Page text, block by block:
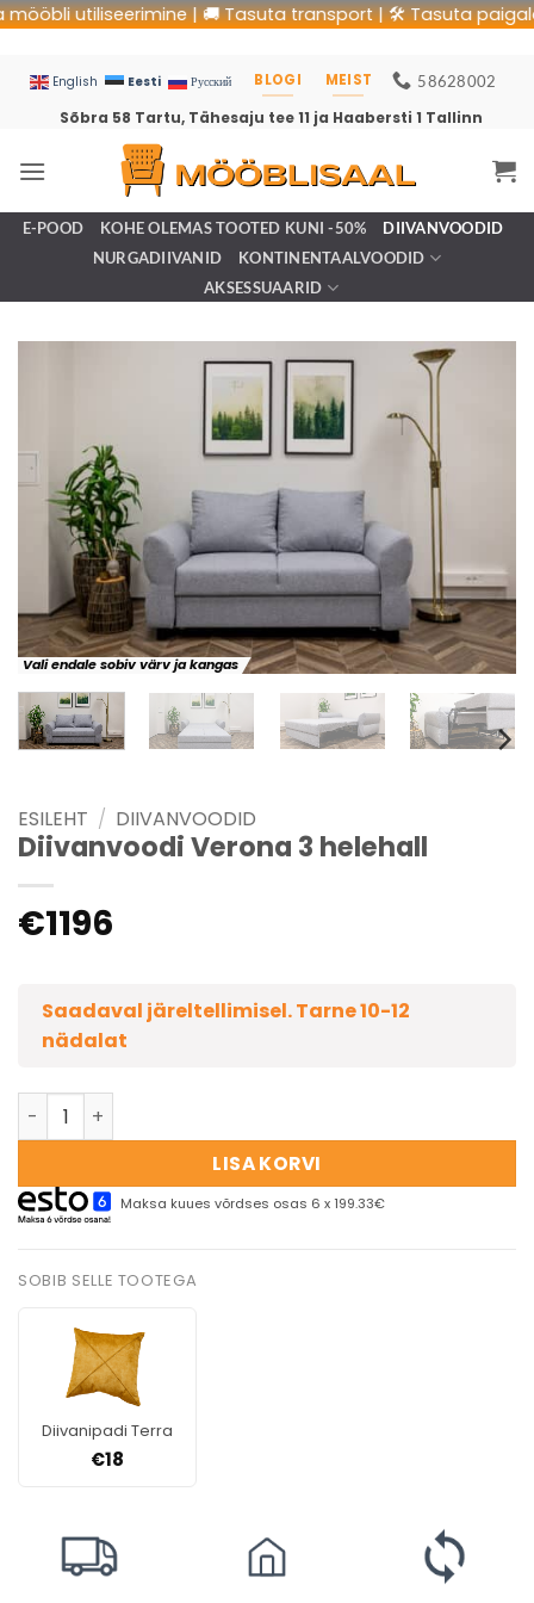
English Eesti Русский BLOGI MEIST 58628002
Sõbra 58 Tartu, Tähesaju tee 11 ja Haabersti 1 Tallinn
E-POOD KOHE OLEMAS TOOTED KUNI -50%
DIIVANVOODID
NURGADIIVANID
KONTINENTAALVOODID
AKSESSUAARID
Vali endale sobiv värv ja kangas
ESILEHT / DIIVANVOODID
Diivanvoodi Verona 3 helehall
€1196
Saadaval järeltellimisel. Tarne 10-12
nädalat
LISA KORVI
Maksa kuues võrdses osas 6 x 199.33€
SOBIB SELLE TOOTEGA
Diivanipadi Terra
€18